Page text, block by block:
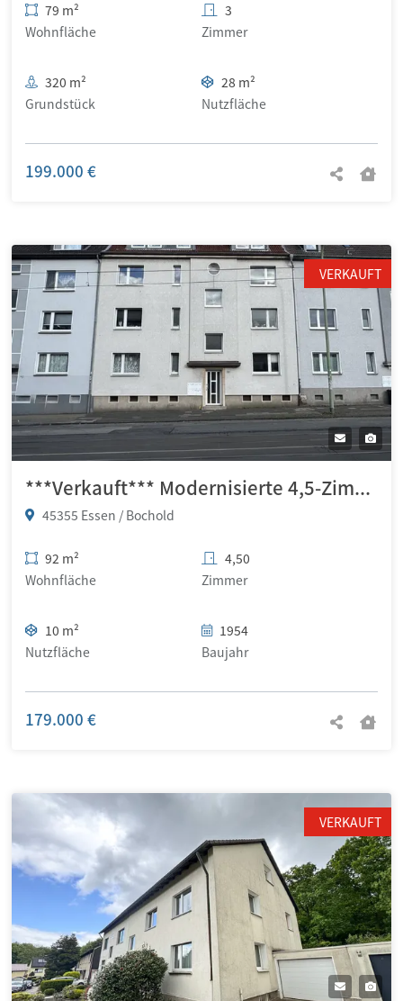
79 m²
Wohnfläche
3
Zimmer
320 m²
Grundstück
28 m²
Nutzfläche
199.000 €
VERKAUFT
***Verkauft*** Modernisierte 4,5-Zimmer-Wohnung mit Loggia in Essen-Bochold
45355 Essen / Bochold
92 m²
Wohnfläche
4,50
Zimmer
10 m²
Nutzfläche
1954
Baujahr
179.000 €
VERKAUFT